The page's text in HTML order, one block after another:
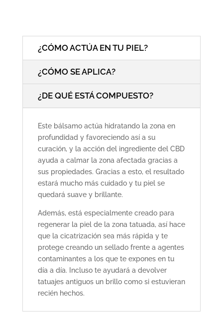
¿CÓMO ACTÚA EN TU PIEL?
¿CÓMO SE APLICA?
¿DE QUÉ ESTÁ COMPUESTO?
Este bálsamo actúa hidratando la zona en
profundidad y favoreciendo así a su
curación, y la acción del ingrediente del CBD
ayuda a calmar la zona afectada gracias a
sus propiedades. Gracias a esto, el resultado
estará mucho más cuidado y tu piel se
quedará suave y brillante.
Además, está especialmente creado para
regenerar la piel de la zona tatuada, así hace
que la cicatrización sea más rápida y te
protege creando un sellado frente a agentes
contaminantes a los que te expones en tu
día a día. Incluso te ayudará a devolver
tatuajes antiguos un brillo como si estuvieran
recién hechos.